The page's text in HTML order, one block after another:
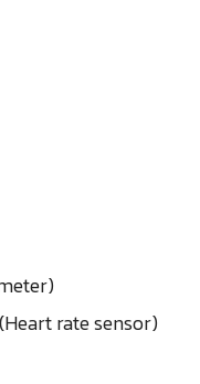
rate sensor)